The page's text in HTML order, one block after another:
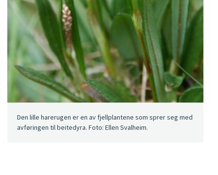
Den lille harerugen er en av fjellplantene som sprer seg med
avføringen til beitedyra. Foto: Ellen Svalheim.